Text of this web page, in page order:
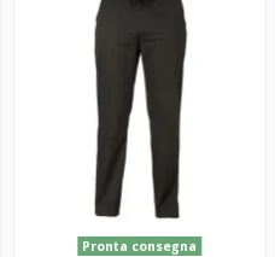
Pronta consegna